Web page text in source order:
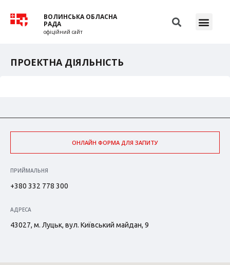
ВОЛИНСЬКА ОБЛАСНА
РАДА
офіційний сайт
ПРОЕКТНА ДІЯЛЬНІСТЬ
ОНЛАЙН ФОРМА ДЛЯ ЗАПИТУ
ПРИЙМАЛЬНЯ
+380 332 778 300
АДРЕСА
43027, м. Луцьк, вул. Київський майдан, 9